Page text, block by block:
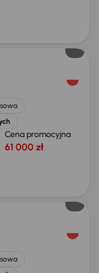
Cena promocyjna
61 000 zł